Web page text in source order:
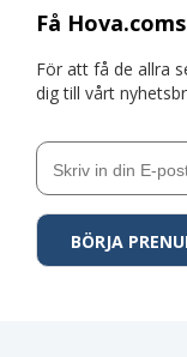
Få
För att få de allra
dig till vårt